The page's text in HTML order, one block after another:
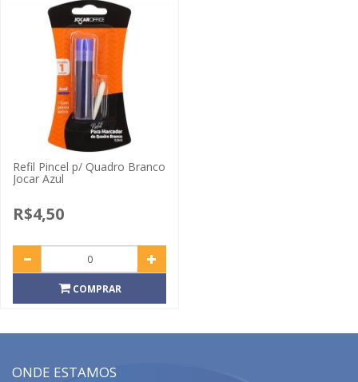
Refil Pincel p/ Quadro Branco
Jocar Azul
R$4,50
COMPRAR
ONDE ESTAMOS